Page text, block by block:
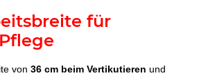
für
von 36 cm beim Vertikutieren und